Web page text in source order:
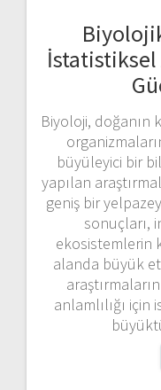
Biyoloji, doğanın
büyüleyici bir
yapılan
geniş bir
sonuçları,
ekosistemlerin
alanda büyük
anlamlılığı